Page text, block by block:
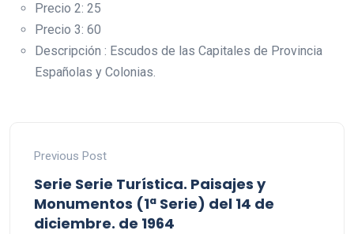
Precio 2: 25
Precio 3: 60
Descripción : Escudos de las Capitales de Provincia
Españolas y Colonias.
Previous Post
Serie Serie Turística. Paisajes y
Monumentos (1ª Serie) del 14 de
diciembre. de 1964